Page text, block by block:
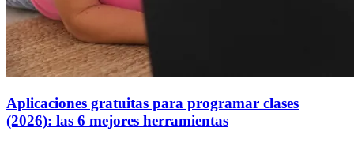
Aplicaciones gratuitas para programar clases
(2026): las 6 mejores herramientas